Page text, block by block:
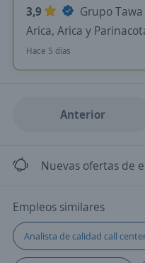
3,9
Grupo Tawa
Arica, Arica y
Hace 5 días
Anterior
Nuevas ofertas de
Empleos similares
Analista de calidad call